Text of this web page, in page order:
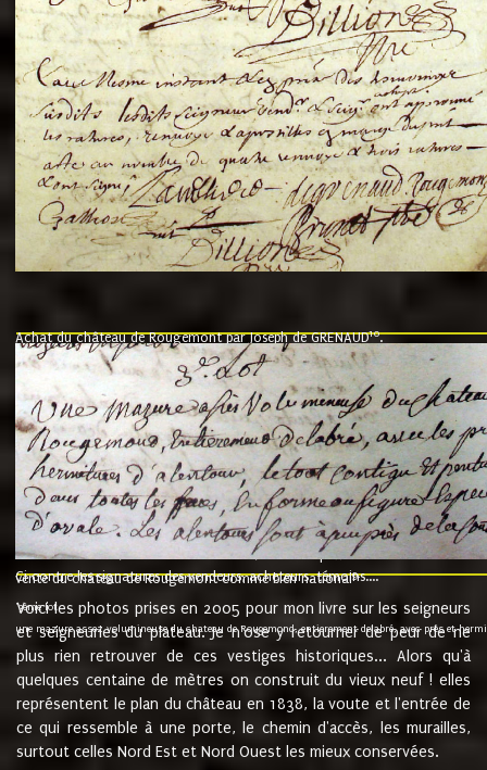
Achat du château de Rougemont par Joseph de GRENAUD10.
"l'an mil six cent soixante treze le ving neuvième jour du mois de
nommé fut présent Messire Claude Guillaume de Moyriat chevalier baron
vend, purement simplement et irrevocablement a monseigneur monsieur
et chavannes conseiller du roy au parlement de Bourgogne, present et
que le dit seigneur Baron de la Vellière a sur ses hommes, indivisables et
de la Velliere tout ainsi et comme le dit seigneur Baron et ses
présent......"
suivent les rentes, donation des terriers, etc... au prix de 880 livre louis
Ci contre les signatures des vendeurs, acheteurs, témoins....
vente du château de Rougemont comme bien national9.
"3ème lot
une mazure assez volumineuse du chateau de Rougemond, entierement delabré, avec près et
Voici les photos prises en 2005 pour mon livre sur les seigneurs
et seigneuries du plateau. Je n'ose y retourner de peur de ne
plus rien retrouver de ces vestiges historiques... Alors qu'à
quelques centaine de mètres on construit du vieux neuf ! elles
représentent le plan du château en 1838, la voute et l'entrée de
ce qui ressemble à une porte, le chemin d'accès, les murailles,
surtout celles Nord Est et Nord Ouest les mieux conservées.